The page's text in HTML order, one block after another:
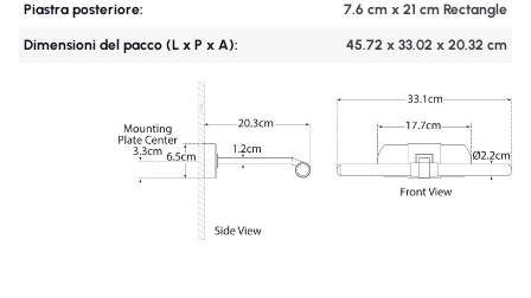
Piastra posteriore: 7.6 cm x 21 cm Rectangle
Dimensioni del pacco (L x P x A): 45.72 x 33.02 x 20.32 cm